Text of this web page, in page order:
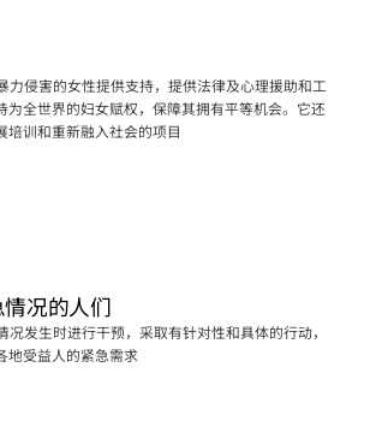
力侵害的女性提供支持，提供法律及心理援助和工
为全世界的妇女赋权，保障其拥有平等机会。它还
培训和重新融入社会的项目
况的人们
况发生时进行干预，采取有针对性和具体的行动，
地受益人的紧急需求